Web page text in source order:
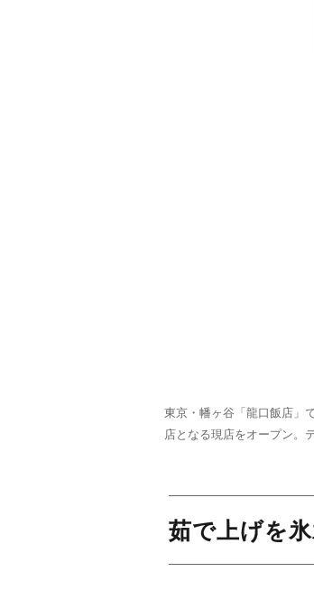
東京・幡ヶ谷「龍口飯店」
店となる現店をオープン。
茹で上げを